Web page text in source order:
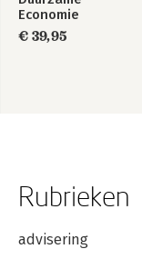
Economie
€ 39,95
Rubrieken
advisering